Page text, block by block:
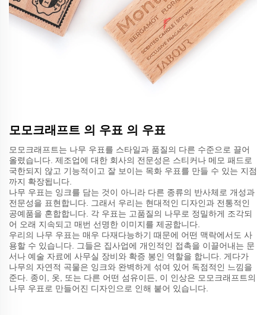
모모크래프트 의 우표 의 우표
모모크래프트는 나무 우표를 스타일과 품질의 다른 수준으로 끌어
올렸습니다. 제조업에 대한 회사의 전문성은 스티커나 메모 패드로
국한되지 않고 기능적이고 잘 보이는 목화 우표를 만들 수 있는 지점
까지 확장됩니다.
나무 우표는 잉크를 담는 것이 아니라 다른 종류의 반사체로 개성과
전문성을 표현합니다. 그래서 우리는 현대적인 디자인과 전통적인
공예품을 혼합합니다. 각 우표는 고품질의 나무로 정밀하게 조각되
어 오래 지속되고 매번 선명한 이미지를 제공합니다.
우리의 나무 우표는 매우 다재다능하기 때문에 어떤 맥락에서도 사
용할 수 있습니다. 그들은 집사업에 개인적인 접촉을 이끌어내는 문
서나 예술 자료에 사무실 장비와 확증 봉인 역할을 합니다. 게다가
나무의 자연적 곡물은 잉크와 완벽하게 섞여 있어 독점적인 느낌을
준다. 종이, 옷, 또는 다른 어떤 섬유이든, 이 인상은 모모크래프트의
나무 우표로 만들어진 디자인으로 인해 붙어 있습니다.